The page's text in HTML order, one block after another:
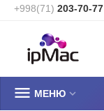
+998(71) 203-70-77
 МЕНЮ 